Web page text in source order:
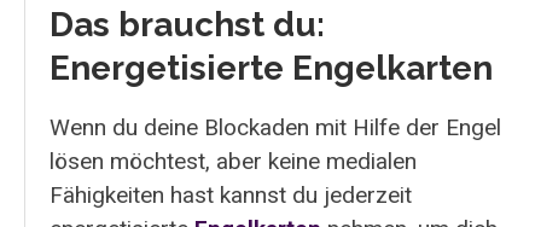
Das brauchst du:
Energetisierte Engelkarten
Wenn du deine Blockaden mit Hilfe der Engel
lösen möchtest, aber keine medialen
Fähigkeiten hast kannst du jederzeit